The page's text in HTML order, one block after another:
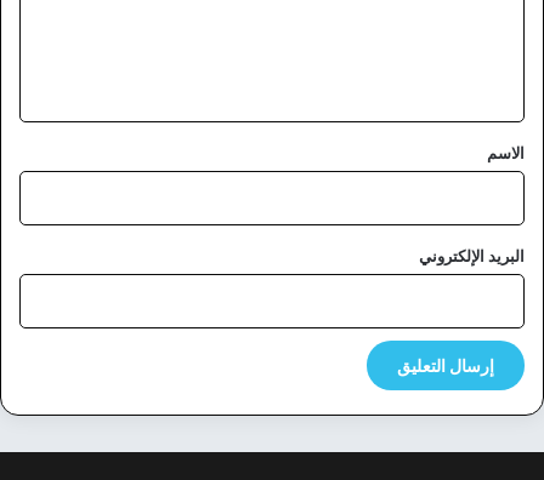
*
الاسم
البريد الإلكتروني